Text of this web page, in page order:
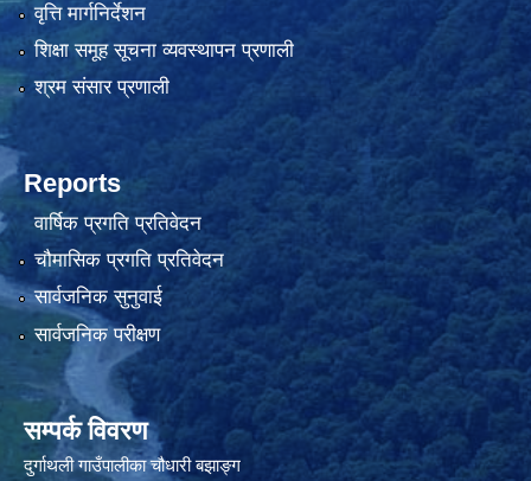
वृत्ति मार्गनिर्देशन
शिक्षा समूह सूचना व्यवस्थापन प्रणाली
श्रम संसार प्रणाली
Reports
वार्षिक प्रगति प्रतिवेदन
चौमासिक प्रगति प्रतिवेदन
सार्वजनिक सुनुवाई
सार्वजनिक परीक्षण
सम्पर्क विवरण
दुर्गाथली गाउँपालीका चौधारी बझाङ्ग